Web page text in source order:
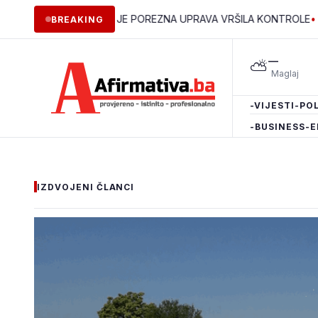
BREAKING
ZDK JE POREZNA UPRAVA VRŠILA KONTROLE• Vlada
⛅—
-VIJESTI -
-BUSINESS-
IZDVOJENI ČLANCI